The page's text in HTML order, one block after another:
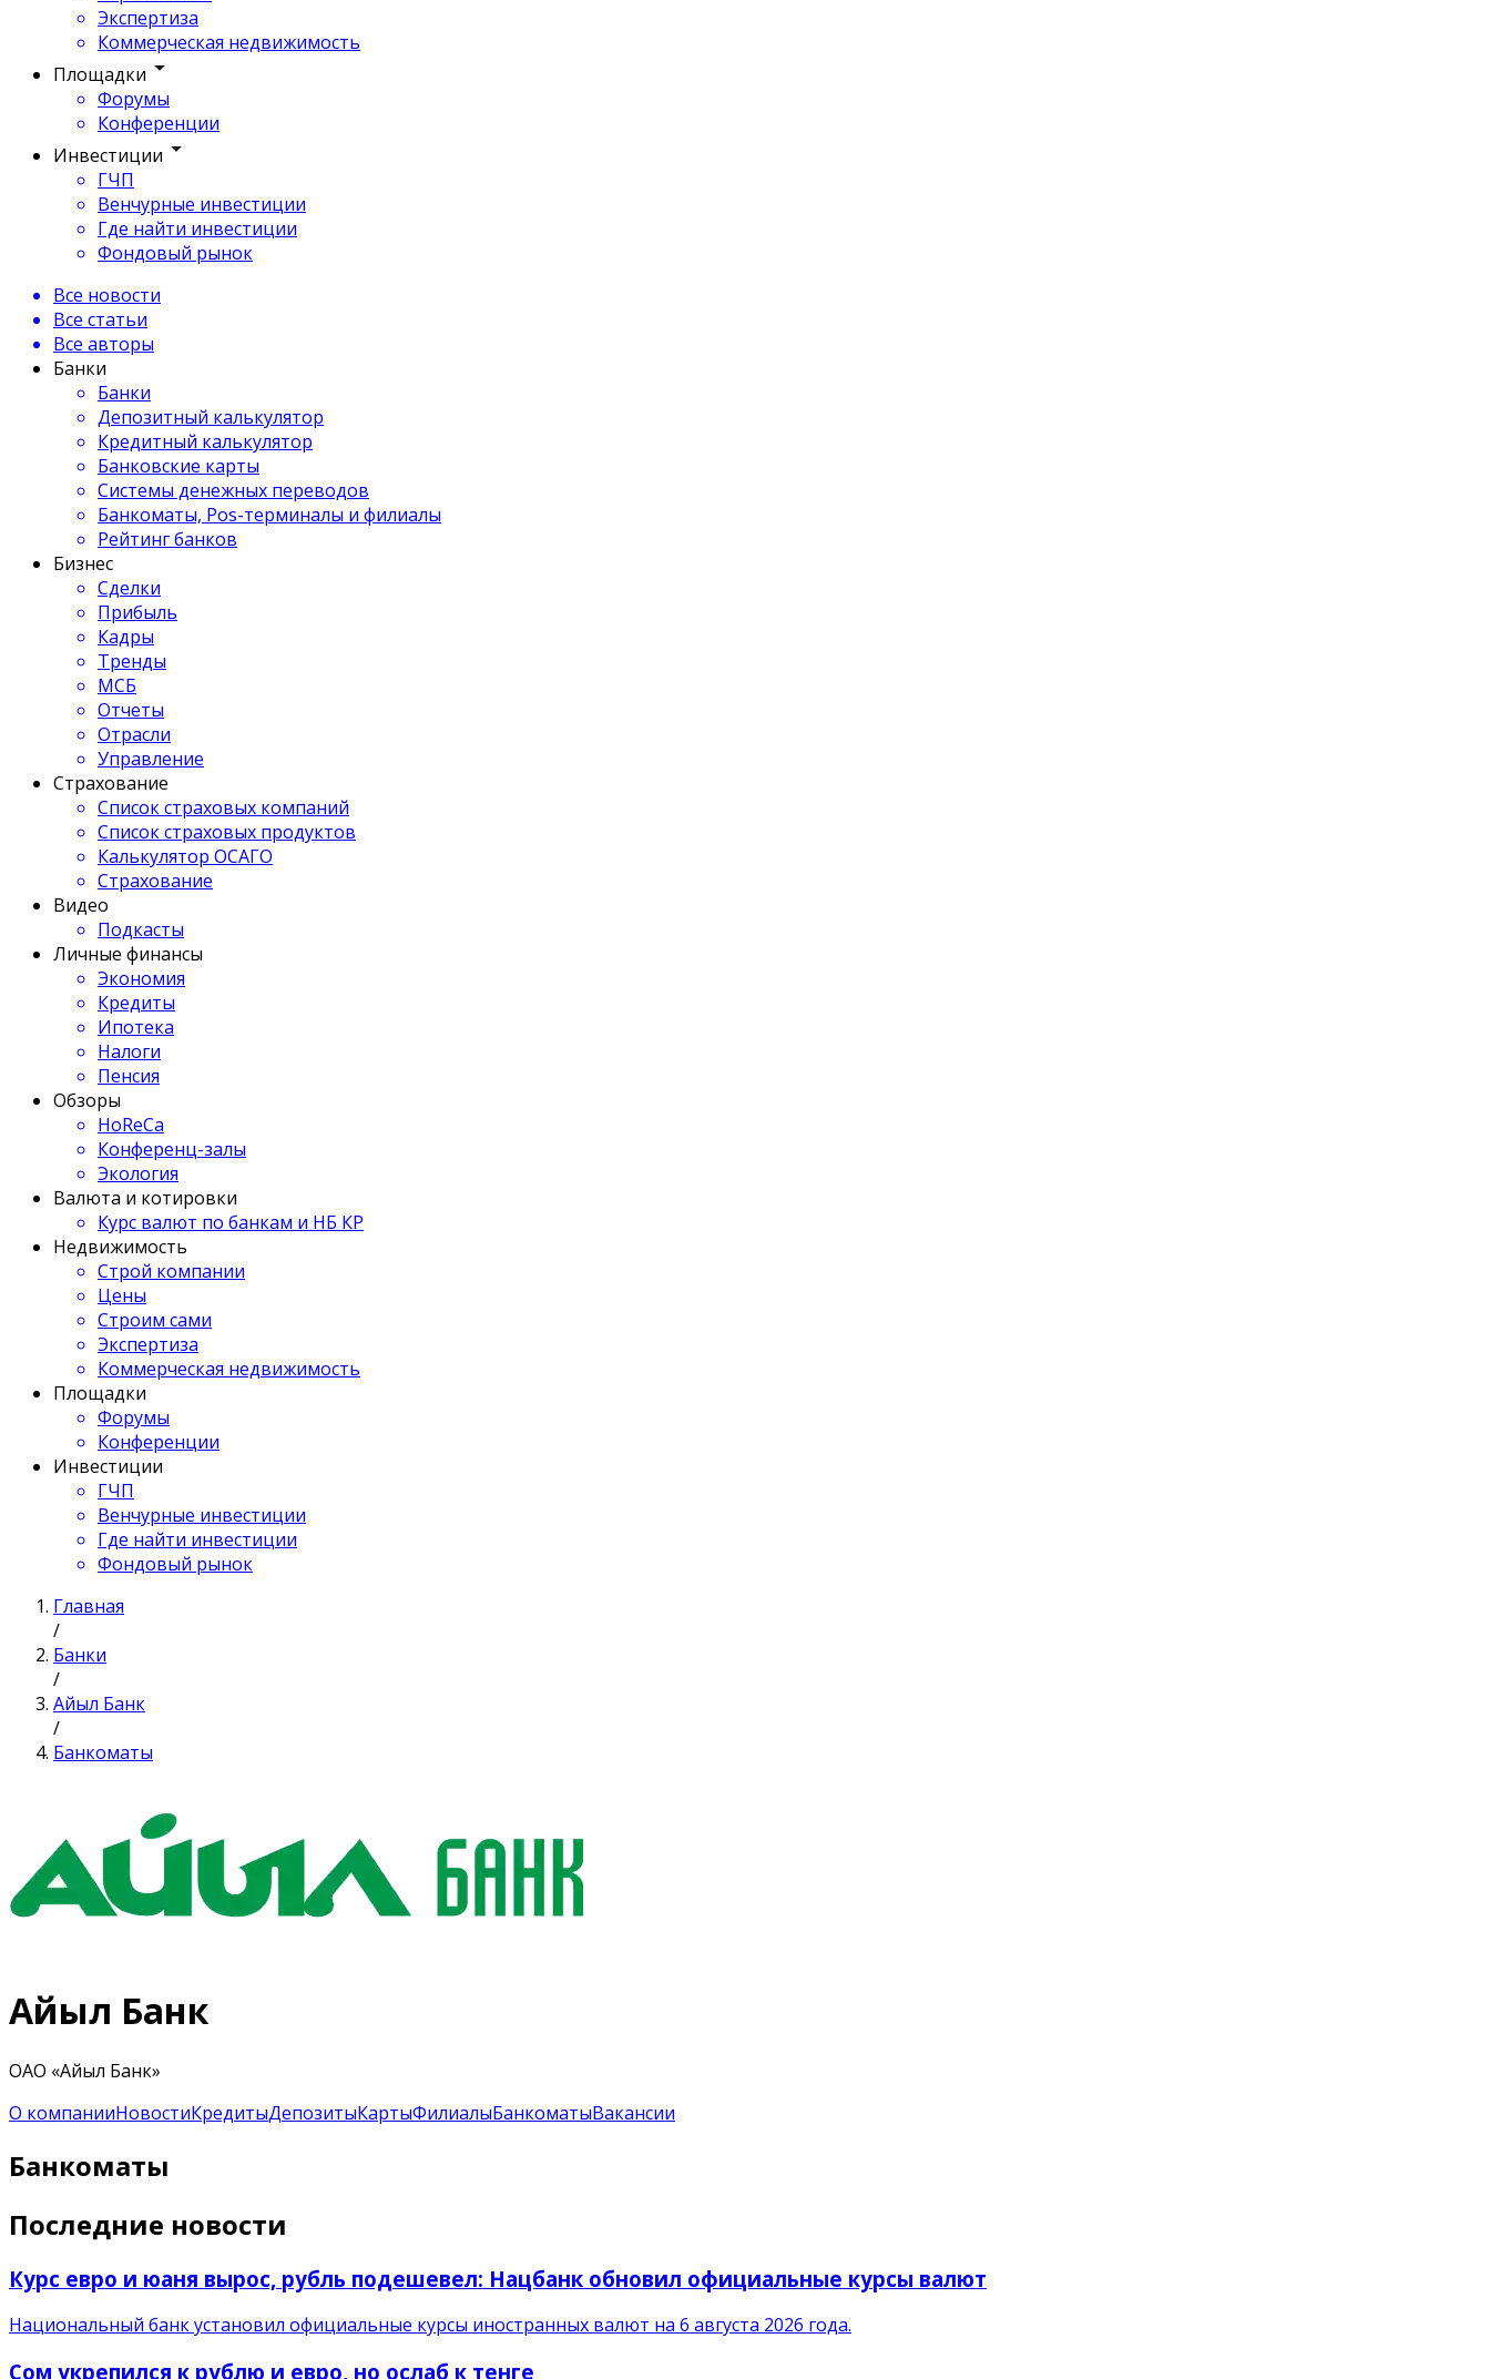
Экспертиза
Коммерческая недвижимость
Площадки
Форумы
Конференции
Инвестиции
ГЧП
Венчурные инвестиции
Где найти инвестиции
Фондовый рынок
Все новости
Все статьи
Все авторы
Банки
Банки
Депозитный калькулятор
Кредитный калькулятор
Банковские карты
Системы денежных переводов
Банкоматы, Pos-терминалы и филиалы
Рейтинг банков
Бизнес
Сделки
Прибыль
Кадры
Тренды
МСБ
Отчеты
Отрасли
Управление
Страхование
Список страховых компаний
Список страховых продуктов
Калькулятор ОСАГО
Страхование
Видео
Подкасты
Личные финансы
Экономия
Кредиты
Ипотека
Налоги
Пенсия
Обзоры
HoReCa
Конференц-залы
Экология
Валюта и котировки
Курс валют по банкам и НБ КР
Недвижимость
Строй компании
Цены
Строим сами
Экспертиза
Коммерческая недвижимость
Площадки
Форумы
Конференции
Инвестиции
ГЧП
Венчурные инвестиции
Где найти инвестиции
Фондовый рынок
Главная
/
Банки
/
Айыл Банк
/
Банкоматы
Айыл Банк
ОАО «Айыл Банк»
О компанииНовостиКредитыДепозитыКартыФилиалыБанкоматыВакансии
Банкоматы
Последние новости
Курс евро и юаня вырос, рубль подешевел: Нацбанк обновил официальные курсы валют
Национальный банк установил официальные курсы иностранных валют на 6 августа 2026 года.
Сом укрепился к рублю и евро, но ослаб к тенге